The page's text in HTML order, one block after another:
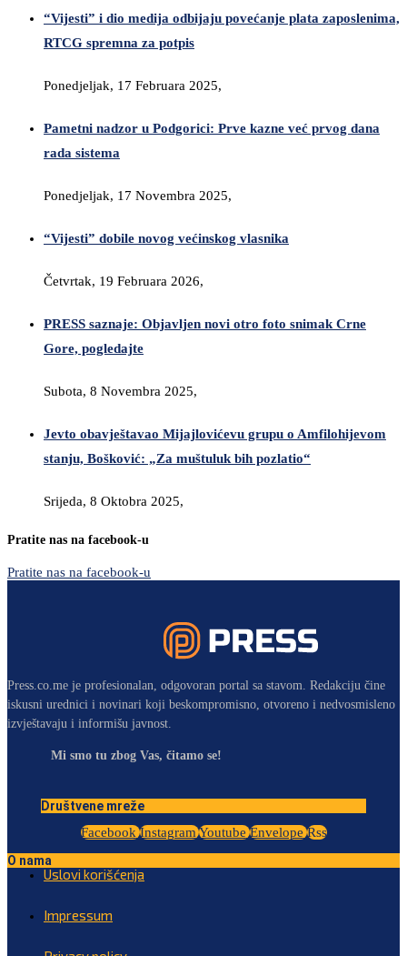
“Vijesti” i dio medija odbijaju povećanje plata zaposlenima,
RTCG spremna za potpis
Ponedjeljak, 17 Februara 2025,
Pametni nadzor u Podgorici: Prve kazne već prvog dana
rada sistema
Ponedjeljak, 17 Novembra 2025,
“Vijesti” dobile novog većinskog vlasnika
Četvrtak, 19 Februara 2026,
PRESS saznaje: Objavljen novi otro foto snimak Crne
Gore, pogledajte
Subota, 8 Novembra 2025,
Jevto obavještavao Mijajlovićevu grupu o Amfilohijevom
stanju, Bošković: „Za muštuluk bih pozlatio“
Srijeda, 8 Oktobra 2025,
Pratite nas na facebook-u
Pratite nas na facebook-u
Press.co.me je profesionalan, odgovoran portal sa stavom. Redakciju čine
iskusni urednici i novinari koji beskompromisno, otvoreno i nedvosmisleno
izvještavaju i informišu javnost.
Mi smo tu zbog Vas, čitamo se!
Društvene mreže
Facebook Instagram Youtube Envelope Rss
O nama
Uslovi korišćenja
Impressum